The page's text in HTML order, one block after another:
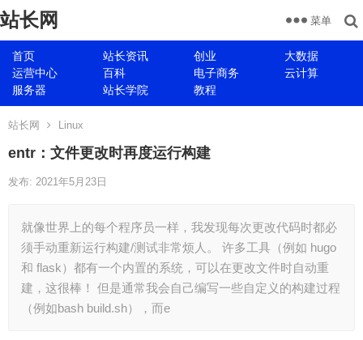
站长网
首页 站长资讯 创业
大数据
运营中心
百科 电子商务
云计算
服务器
站长学院 教程
菜单
站长网 Linux
entr：文件更改时再度运行构建
发布: 2021年5月23日
就像世界上的每个程序员一样，我发现每次更改代码时都必
须手动重新运行构建/测试非常烦人。 许多工具（例如 hugo
和 flask）都有一个内置的系统，可以在更改文件时自动重
建，这很棒！ 但是通常我会自己编写一些自定义的构建过程
（例如bash build.sh），而e